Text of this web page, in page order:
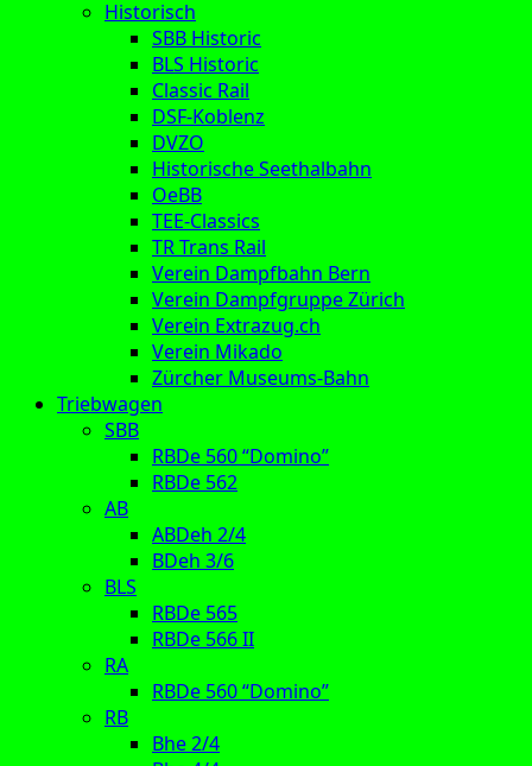
Historisch
SBB Historic
BLS Historic
Classic Rail
DSF-Koblenz
DVZO
Historische Seethalbahn
OeBB
TEE-Classics
TR Trans Rail
Verein Dampfbahn Bern
Verein Dampfgruppe Zürich
Verein Extrazug.ch
Verein Mikado
Zürcher Museums-Bahn
Triebwagen
SBB
RBDe 560 “Domino”
RBDe 562
AB
ABDeh 2/4
BDeh 3/6
BLS
RBDe 565
RBDe 566 II
RA
RBDe 560 “Domino”
RB
Bhe 2/4